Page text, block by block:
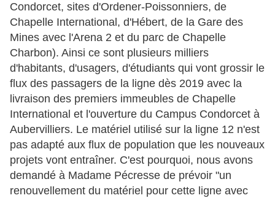
Condorcet, sites d'Ordener-Poissonniers, de
Chapelle International, d'Hébert, de la Gare des
Mines avec l'Arena 2 et du parc de Chapelle
Charbon). Ainsi ce sont plusieurs milliers
d'habitants, d'usagers, d'étudiants qui vont grossir le
flux des passagers de la ligne dès 2019 avec la
livraison des premiers immeubles de Chapelle
International et l'ouverture du Campus Condorcet à
Aubervilliers. Le matériel utilisé sur la ligne 12 n'est
pas adapté aux flux de population que les nouveaux
projets vont entraîner. C'est pourquoi, nous avons
demandé à Madame Pécresse de prévoir "un
renouvellement du matériel pour cette ligne avec